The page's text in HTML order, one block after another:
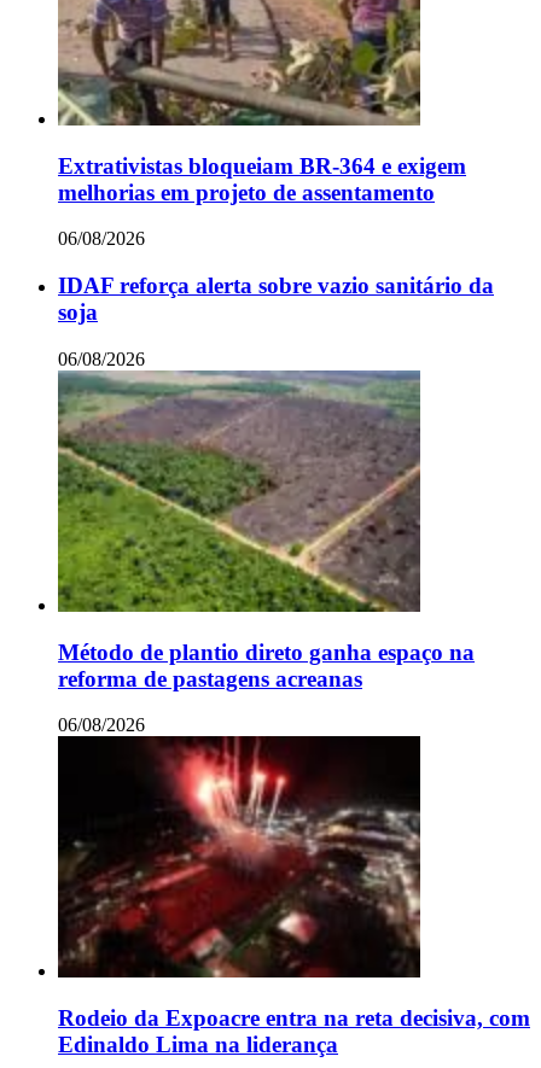
Extrativistas bloqueiam BR-364 e exigem
melhorias em projeto de assentamento
06/08/2026
IDAF reforça alerta sobre vazio sanitário da
soja
06/08/2026
Método de plantio direto ganha espaço na
reforma de pastagens acreanas
06/08/2026
Rodeio da Expoacre entra na reta decisiva, com
Edinaldo Lima na liderança